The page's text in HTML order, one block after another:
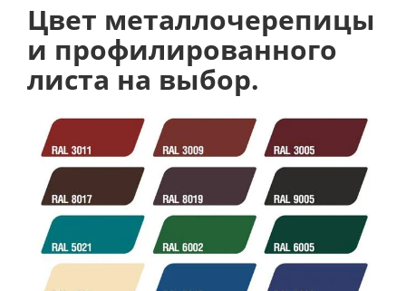
Цвет металлочерепицы
и профилированного
листа на выбор.